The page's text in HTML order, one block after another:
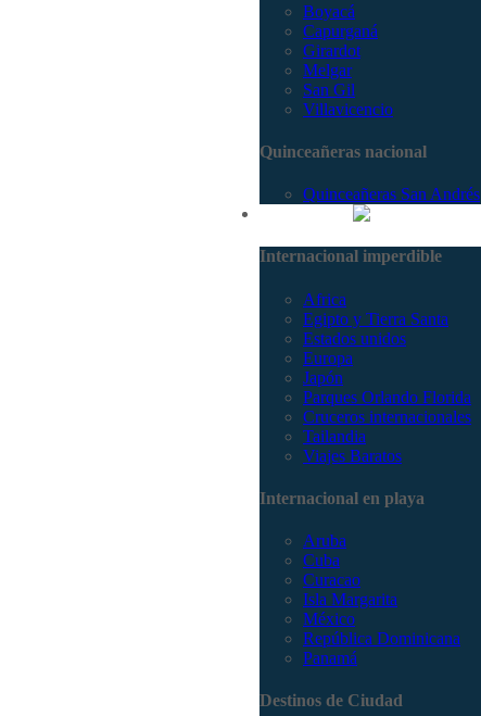
Boyacá
Capurganá
Girardot
Melgar
San Gil
Villavicencio
Quinceañeras nacional
Quinceañeras San Andrés
Internacional imperdible
Africa
Egipto y Tierra Santa
Estados unidos
Europa
Japón
Parques Orlando Florida
Cruceros internacionales
Tailandia
Viajes Baratos
Internacional en playa
Aruba
Cuba
Curacao
Isla Margarita
México
República Dominicana
Panamá
Destinos de Ciudad